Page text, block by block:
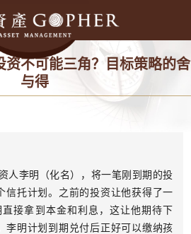
不可能三角？目标策略的舍
与得
人李明（化名），将一笔刚到期的投
信托计划。之前的投资让他获得了一
接拿到本金和利息，这让他期待下
李明计划到期兑付后正好可以缴纳孩